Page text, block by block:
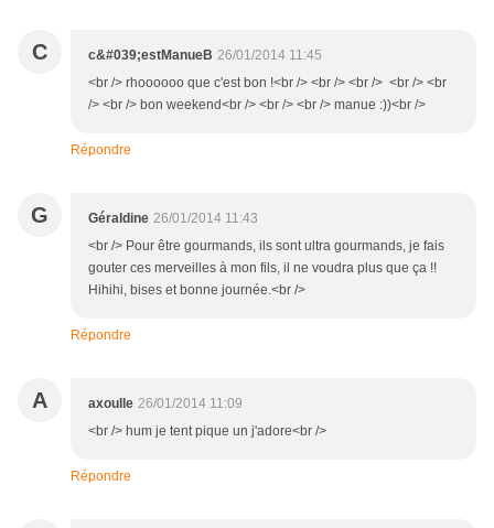
C c&#039;estManueB 26/01/2014 11:45
<br /> rhoooooo que c'est bon !<br /> <br /> <br /> <br /> <br
/> <br /> bon weekend<br /> <br /> <br /> manue :))<br />
Répondre
G Géraldine 26/01/2014 11:43
<br /> Pour être gourmands, ils sont ultra gourmands, je fais
gouter ces merveilles à mon fils, il ne voudra plus que ça !!
Hihihi, bises et bonne journée.<br />
Répondre
A axoulle 26/01/2014 11:09
<br /> hum je tent pique un j'adore<br />
Répondre